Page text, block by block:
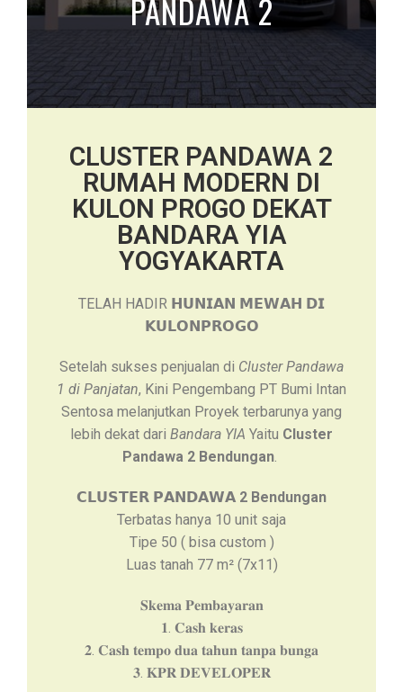
PANDAWA 2
CLUSTER PANDAWA 2
RUMAH MODERN DI
KULON PROGO DEKAT
BANDARA YIA
YOGYAKARTA
TELAH HADIR 𝗛𝗨𝗡𝗜𝗔𝗡 𝗠𝗘𝗪𝗔𝗛 𝗗𝗜
𝗞𝗨𝗟𝗢𝗡𝗣𝗥𝗢𝗚𝗢
Setelah sukses penjualan di Cluster Pandawa
1 di Panjatan, Kini Pengembang PT Bumi Intan
Sentosa melanjutkan Proyek terbarunya yang
lebih dekat dari Bandara YIA Yaitu Cluster
Pandawa 2 Bendungan.
𝗖𝗟𝗨𝗦𝗧𝗘𝗥 𝗣𝗔𝗡𝗗𝗔𝗪𝗔 2 Bendungan
Terbatas hanya 10 unit saja
Tipe 50 ( bisa custom )
Luas tanah 77 m² (7x11)
𝐒𝐤𝐞𝐦𝐚 𝐏𝐞𝐦𝐛𝐚𝐲𝐚𝐫𝐚𝐧
𝟏. 𝐂𝐚𝐬𝐡 𝐤𝐞𝐫𝐚𝐬
𝟐. 𝐂𝐚𝐬𝐡 𝐭𝐞𝐦𝐩𝐨 𝐝𝐮𝐚 𝐭𝐚𝐡𝐮𝐧 𝐭𝐚𝐧𝐩𝐚 𝐛𝐮𝐧𝐠𝐚
𝟑. 𝐊𝐏𝐑 𝐃𝐄𝐕𝐄𝐋𝐎𝐏𝐄𝐑